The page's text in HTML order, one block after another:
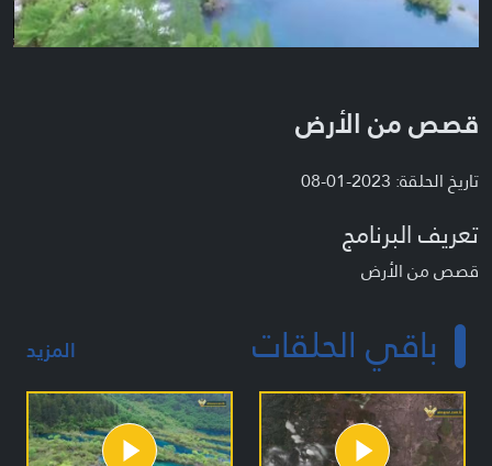
قصص من الأرض
تاريخ الحلقة: 2023-01-08
تعريف البرنامج
قصص من الأرض
باقي الحلقات المزيد